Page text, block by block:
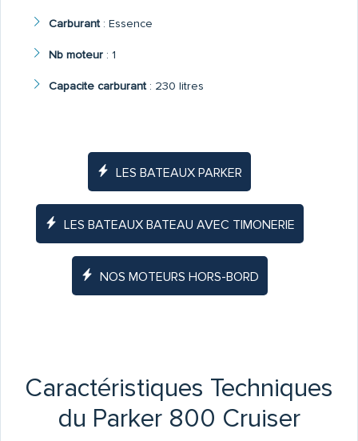
Carburant: Essence
Nb moteur: 1
Capacite carburant: 230 litres
LES BATEAUX PARKER
LES BATEAUX BATEAU AVEC TIMONERIE
NOS MOTEURS HORS-BORD
Caractéristiques Techniques
du Parker 800 Cruiser